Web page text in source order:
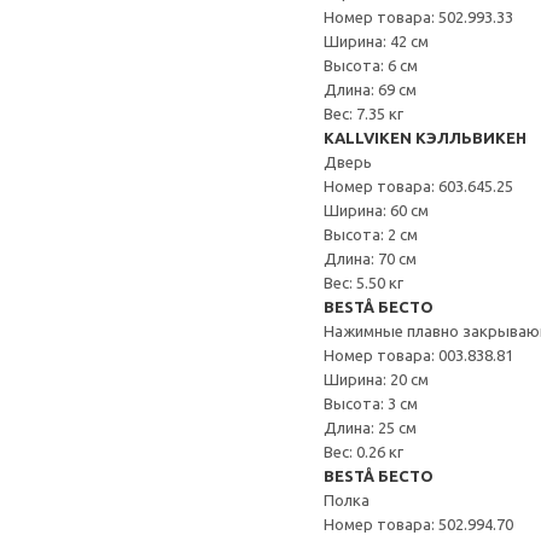
Номер товара: 502.993.33
Ширина: 42 см
Высота: 6 см
Длина: 69 см
Вес: 7.35 кг
KALLVIKEN КЭЛЛЬВИКЕН
Дверь
Номер товара: 603.645.25
Ширина: 60 см
Высота: 2 см
Длина: 70 см
Вес: 5.50 кг
BESTÅ БЕСТО
Нажимные плавно
Номер товара: 003.838.81
Ширина: 20 см
Высота: 3 см
Длина: 25 см
Вес: 0.26 кг
BESTÅ БЕСТО
Полка
Номер товара: 502.994.70